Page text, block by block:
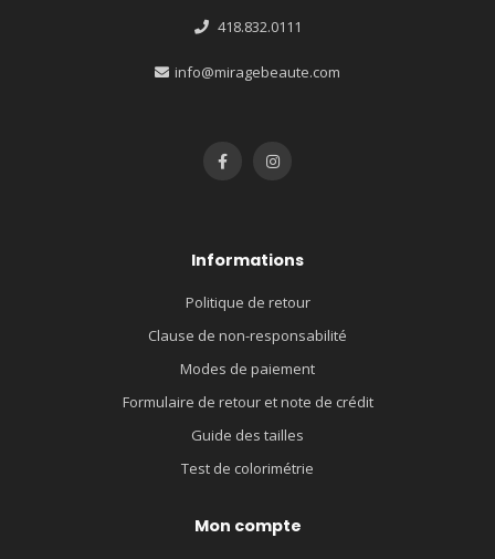
418.832.0111
info@miragebeaute.com
Informations
Politique de retour
Clause de non-responsabilité
Modes de paiement
Formulaire de retour et note de crédit
Guide des tailles
Test de colorimétrie
Mon compte